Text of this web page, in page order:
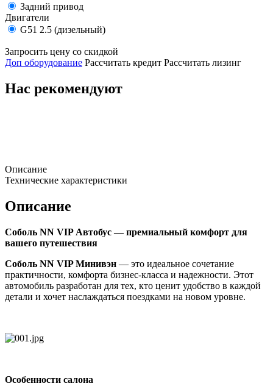
Задний привод
Двигатели
G51 2.5 (дизельный)
Запросить цену со скидкой
Доп оборудование Рассчитать кредит Рассчитать лизинг
Нас рекомендуют
Описание
Технические характеристики
Описание
Соболь NN VIP Автобус — премиальный комфорт для
вашего путешествия
Соболь NN VIP Минивэн — это идеальное сочетание
практичности, комфорта бизнес-класса и надежности. Этот
автомобиль разработан для тех, кто ценит удобство в каждой
детали и хочет наслаждаться поездками на новом уровне.
Особенности салона